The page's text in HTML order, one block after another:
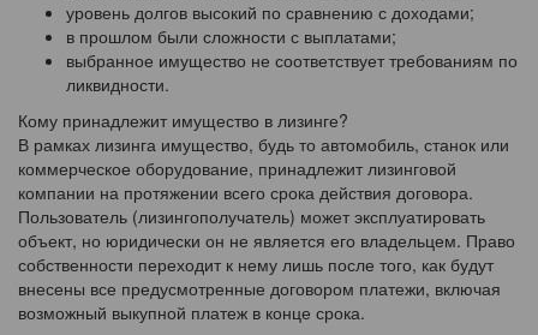
уровень долгов высокий по сравнению с доходами;
в прошлом были сложности с выплатами;
выбранное имущество не соответствует требованиям по
ликвидности.
Кому принадлежит имущество в лизинге?
В рамках лизинга имущество, будь то автомобиль, станок или
коммерческое оборудование, принадлежит лизинговой
компании на протяжении всего срока действия договора.
Пользователь (лизингополучатель) может эксплуатировать
объект, но юридически он не является его владельцем. Право
собственности переходит к нему лишь после того, как будут
внесены все предусмотренные договором платежи, включая
возможный выкупной платеж в конце срока.